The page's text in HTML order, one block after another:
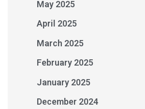
May 2025
April 2025
March 2025
February 2025
January 2025
December 2024